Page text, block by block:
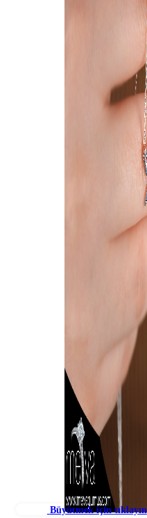
Büyütmek için tıklayın